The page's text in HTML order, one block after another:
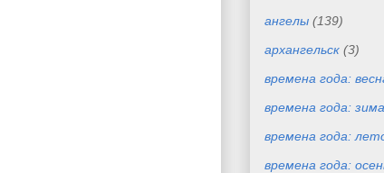
ангелы (139)
архангельск (3)
времена года:
времена года: зима
времена года:
времена года: